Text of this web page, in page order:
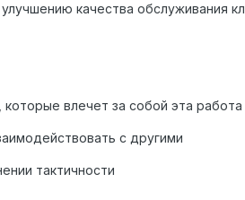
качества обслуживания
влечет за собой эта работа
с другими
тактичности